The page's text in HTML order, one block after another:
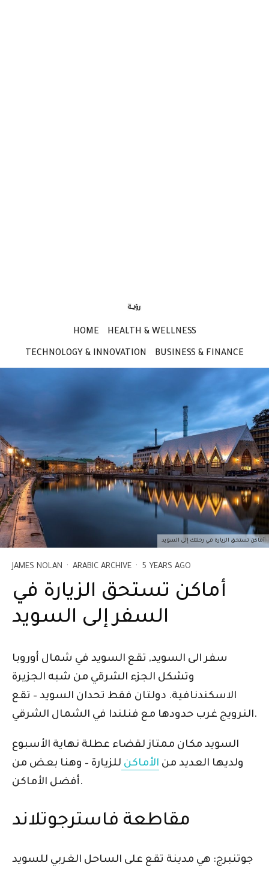
HOME HEALTH & WELLNESS
TECHNOLOGY & INNOVATION BUSINESS & FINANCE
أماكن تستحق الزيارة في رحلتك إلى السويد
JAMES NOLAN · ARABIC ARCHIVE · 5 YEARS AGO
أماكن تستحق الزيارة في
السفر إلى السويد
سفر الى السويد, تقع السويد في شمال أوروبا
وتشكل الجزء الشرقي من شبه الجزيرة
الاسكندنافية. دولتان فقط تحدان السويد – تقع
النرويج غرب حدودها مع فنلندا في الشمال الشرقي.
السويد مكان ممتاز لقضاء عطلة نهاية الأسبوع
ولديها العديد من الأماكن للزيارة – وهنا بعض من
أفضل الأماكن.
مقاطعة فاسترجوتلاند
جوتنبرج: هي مدينة تقع على الساحل الغربي للسويد